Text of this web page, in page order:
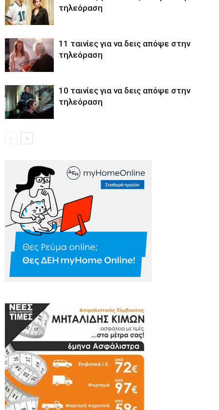
τηλεόραση
11 ταινίες για να δεις απόψε στην
τηλεόραση
10 ταινίες για να δεις απόψε στην
τηλεόραση